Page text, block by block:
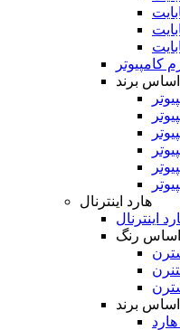
کامپیوتر
اساس برند
هارد اینترنال
اینترنال
اساس رنگ
اساس برند